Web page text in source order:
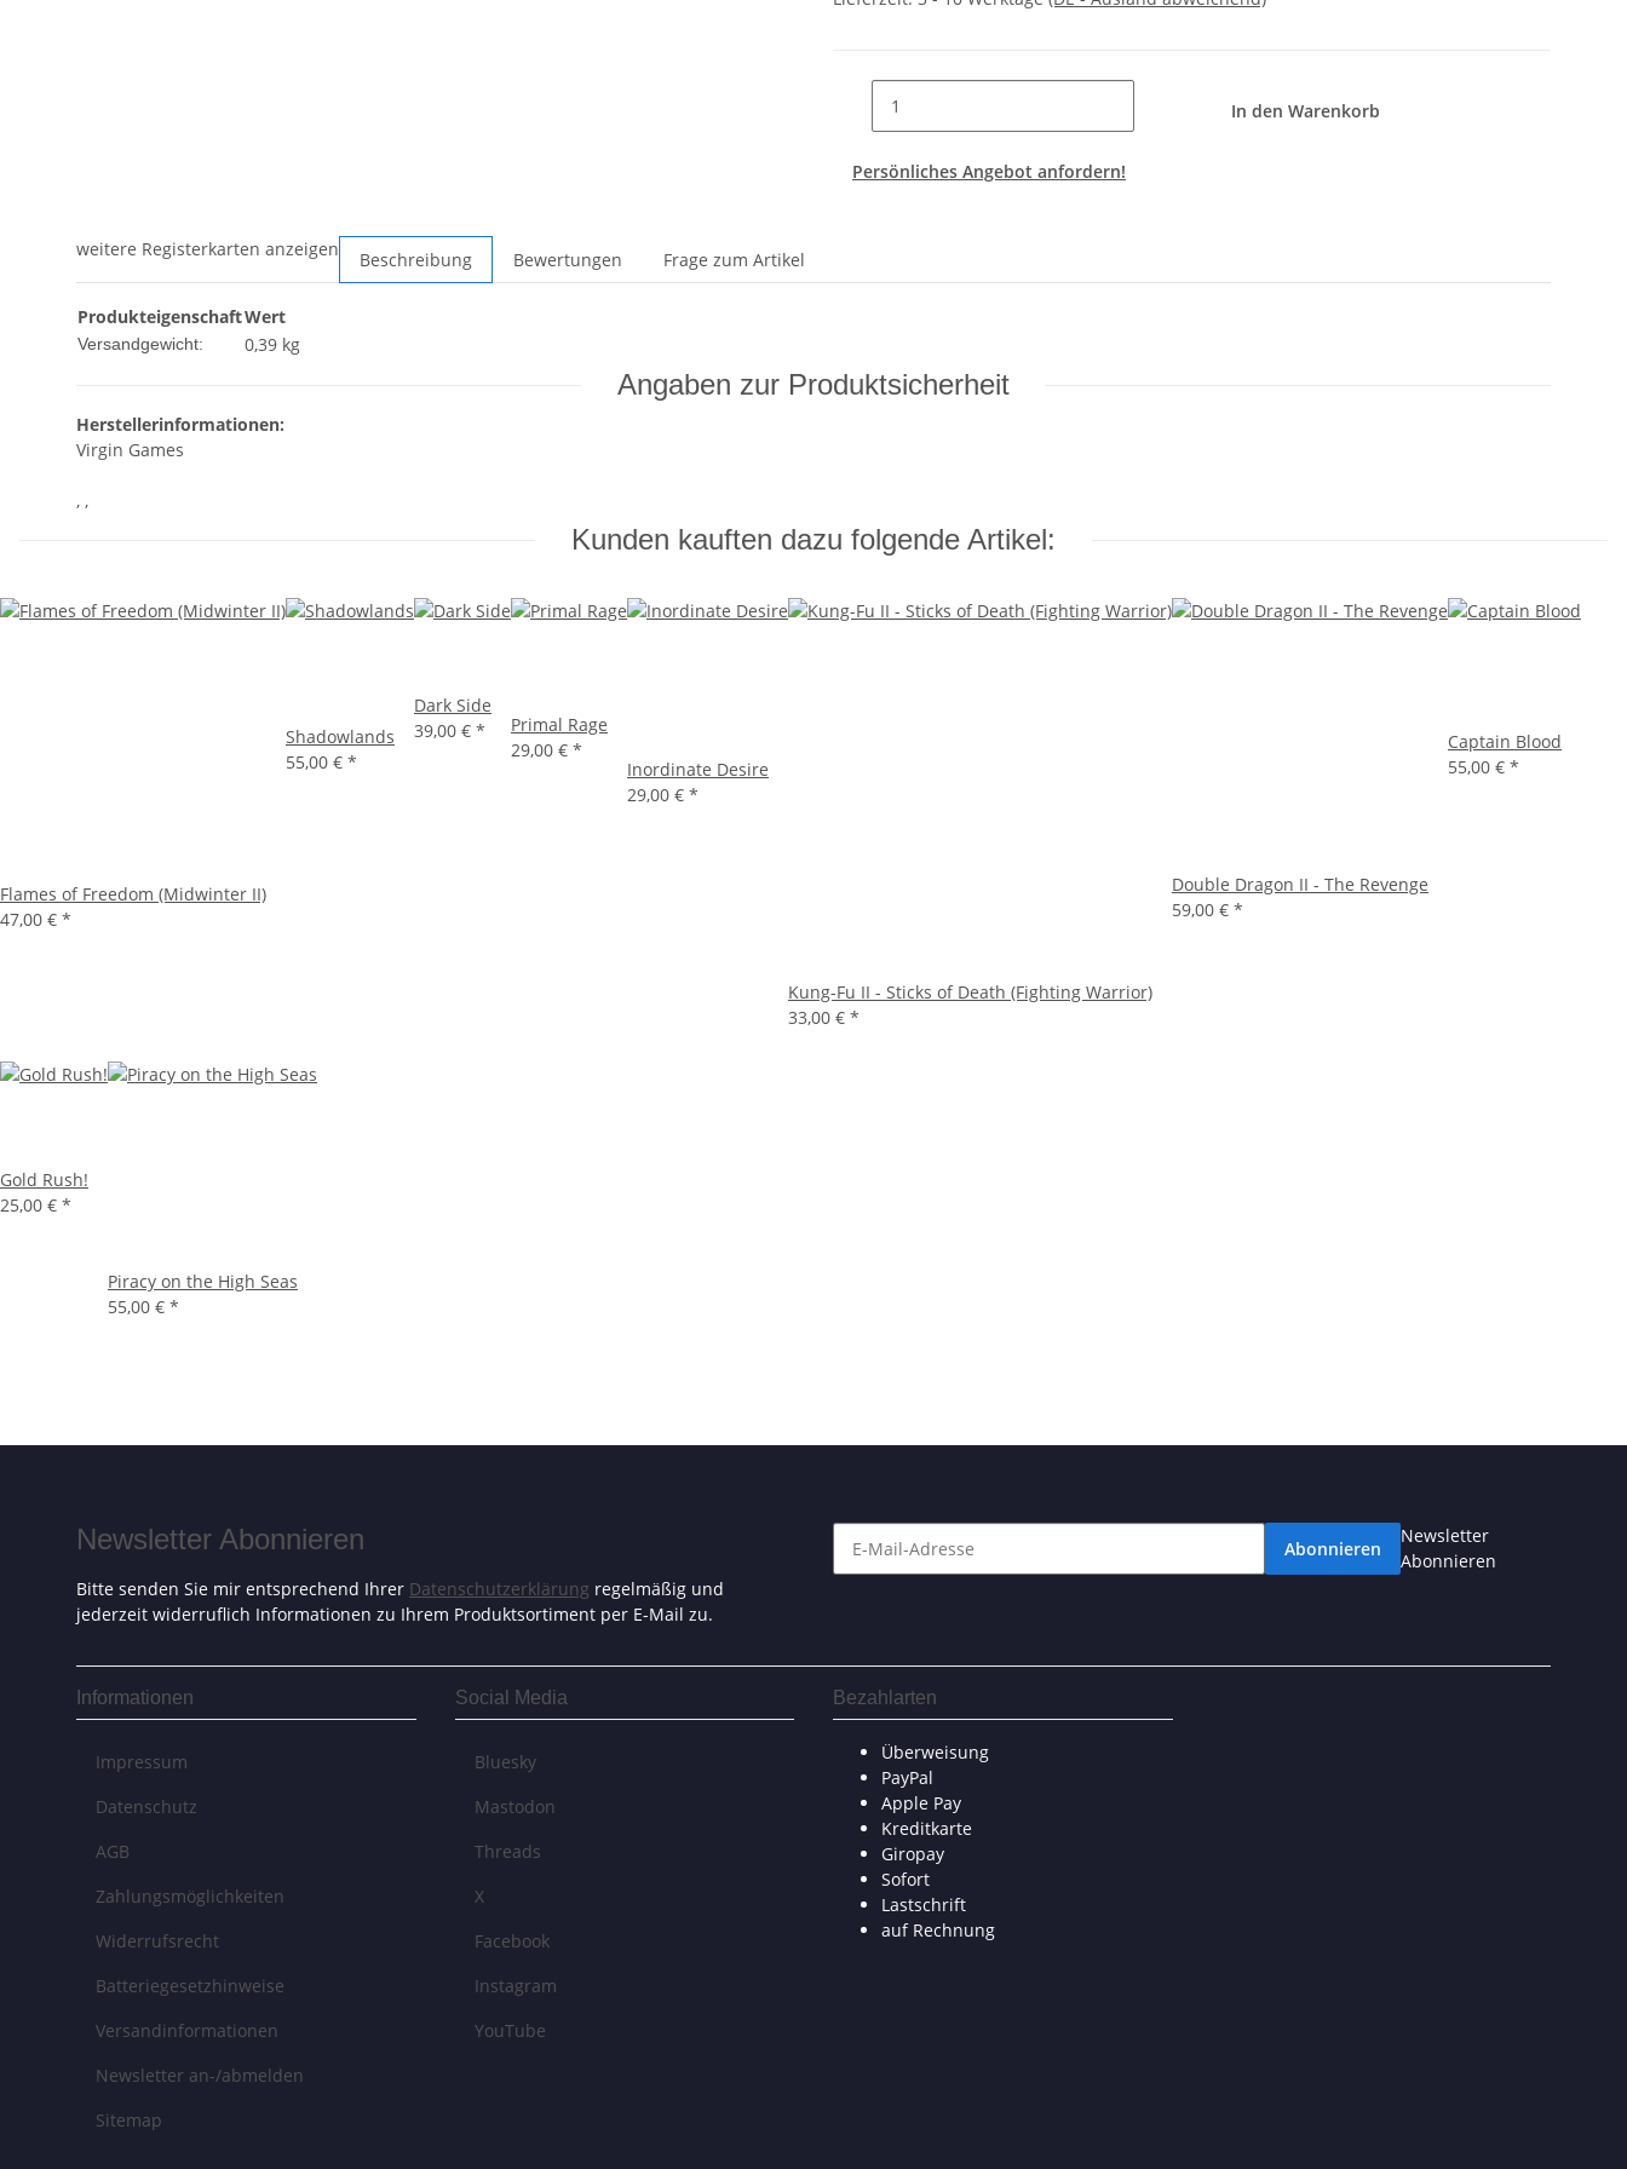
In den Warenkorb
Persönliches Angebot anfordern!
weitere Registerkarten anzeigen Beschreibung Bewertungen Frage zum Artikel
ProdukteigenschaftWert
Versandgewicht: 0,39 kg
Angaben zur Produktsicherheit
Herstellerinformationen:
Virgin Games
, ,
Kunden kauften dazu folgende Artikel:
Flames of Freedom (Midwinter II)
47,00 € *
Shadowlands
55,00 € *
Dark Side
39,00 € *
Primal Rage
29,00 € *
Inordinate Desire
29,00 € *
Kung-Fu II - Sticks of Death (Fighting Warrior)
33,00 € *
Double Dragon II - The Revenge
59,00 € *
Captain Blood
55,00 € *
Gold Rush!
25,00 € *
Piracy on the High Seas
55,00 € *
Newsletter Abonnieren
Bitte senden Sie mir entsprechend Ihrer Datenschutzerklärung regelmäßig und
jederzeit widerruflich Informationen zu Ihrem Produktsortiment per E-Mail zu.
Abonnieren
Newsletter
Abonnieren
Informationen
Impressum
Datenschutz
AGB
Zahlungsmöglichkeiten
Widerrufsrecht
Batteriegesetzhinweise
Versandinformationen
Newsletter an-/abmelden
Sitemap
Social Media
Bluesky
Mastodon
Threads
X
Facebook
Instagram
YouTube
Bezahlarten
Überweisung
PayPal
Apple Pay
Kreditkarte
Giropay
Sofort
Lastschrift
auf Rechnung